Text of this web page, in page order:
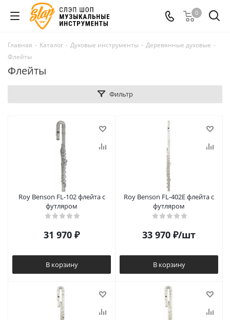
0
Главная - Каталог - Духовые инструменты - Деревянные духовые -
Флейты
Флейты
Фильтр
Roy Benson FL-102 флейта с
футляром
31 970 ₽
В корзину
Roy Benson FL-402Е флейта с
футляром
33 970 ₽/шт
В корзину